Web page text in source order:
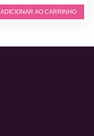
ADICIONAR AO CARRINHO